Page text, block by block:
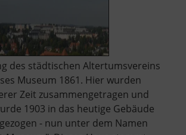
des städtischen Altertumsvereins
Museum 1861. Hier wurden
Zeit zusammengetragen und
1903 in das heutige Gebäude
- nun unter dem Namen